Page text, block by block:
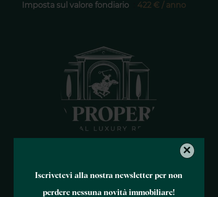
Iscrivetevi alla nostra newsletter per non
perdere nessuna novità immobiliare!
×
Imposta sul valore fondiario
422 € / anno
+34 652 08 42 43